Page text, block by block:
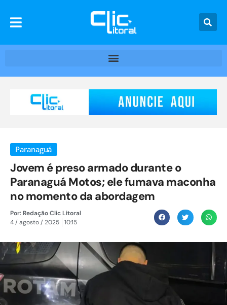
Paranaguá
Jovem é preso armado durante o
Paranaguá Motos; ele fumava maconha
no momento da abordagem
Por:Redação Clic Litoral
4 / agosto / 2025
10:15